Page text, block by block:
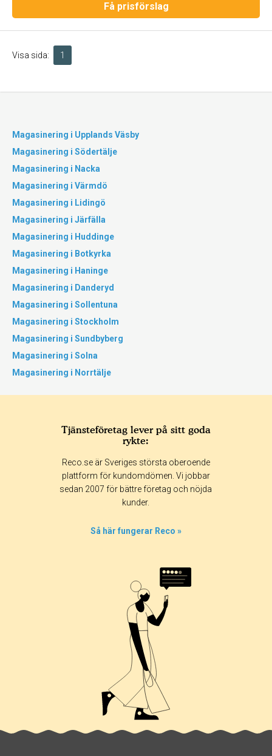
Få prisförslag
Visa sida: 1
Magasinering i Upplands Väsby
Magasinering i Södertälje
Magasinering i Nacka
Magasinering i Värmdö
Magasinering i Lidingö
Magasinering i Järfälla
Magasinering i Huddinge
Magasinering i Botkyrka
Magasinering i Haninge
Magasinering i Danderyd
Magasinering i Sollentuna
Magasinering i Stockholm
Magasinering i Sundbyberg
Magasinering i Solna
Magasinering i Norrtälje
Tjänsteföretag lever på sitt goda
rykte:
Reco.se är Sveriges största oberoende
plattform för kundomdömen. Vi jobbar
sedan 2007 för bättre företag och nöjda
kunder.
Så här fungerar Reco »